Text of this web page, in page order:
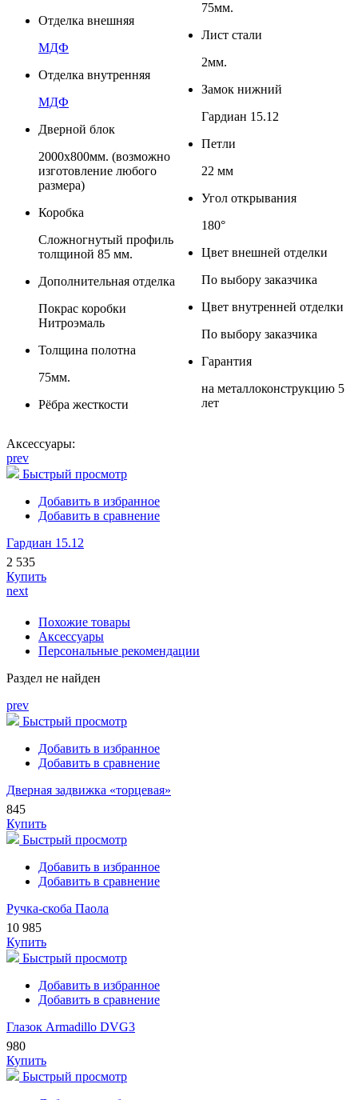
Отделка внешняя
МДФ
Отделка внутренняя
МДФ
Дверной блок
2000х800мм. (возможно
изготовление любого
размера)
Коробка
Сложногнутый профиль
толщиной 85 мм.
Дополнительная отделка
Покрас коробки
Нитроэмаль
Толщина полотна
75мм.
Рёбра жесткости
75мм.
Лист стали
2мм.
Замок нижний
Гардиан 15.12
Петли
22 мм
Угол открывания
180°
Цвет внешней отделки
По выбору заказчика
Цвет внутренней отделки
По выбору заказчика
Гарантия
на металлоконструкцию 5
лет
Аксессуары:
prev
Быстрый просмотр
Добавить в избранное
Добавить в сравнение
Гардиан 15.12
2 535
Купить
next
Похожие товары
Аксессуары
Персональные рекомендации
Раздел не найден
prev
Быстрый просмотр
Добавить в избранное
Добавить в сравнение
Дверная задвижка «торцевая»
845
Купить
Быстрый просмотр
Добавить в избранное
Добавить в сравнение
Ручка-скоба Паола
10 985
Купить
Быстрый просмотр
Добавить в избранное
Добавить в сравнение
Глазок Armadillo DVG3
980
Купить
Быстрый просмотр